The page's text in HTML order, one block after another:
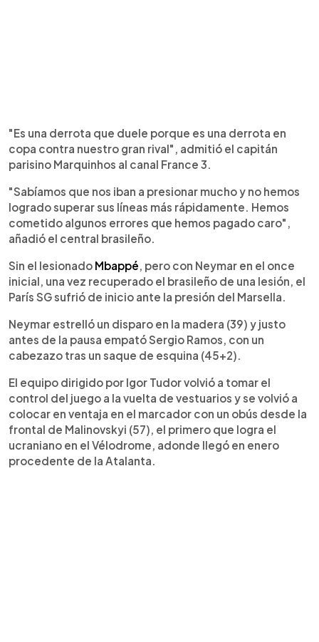
"Es una derrota que duele porque es una derrota en
copa contra nuestro gran rival", admitió el capitán
parisino Marquinhos al canal France 3.
"Sabíamos que nos iban a presionar mucho y no hemos
logrado superar sus líneas más rápidamente. Hemos
cometido algunos errores que hemos pagado caro",
añadió el central brasileño.
Sin el lesionado Mbappé, pero con Neymar en el once
inicial, una vez recuperado el brasileño de una lesión, el
París SG sufrió de inicio ante la presión del Marsella.
Neymar estrelló un disparo en la madera (39) y justo
antes de la pausa empató Sergio Ramos, con un
cabezazo tras un saque de esquina (45+2).
El equipo dirigido por Igor Tudor volvió a tomar el
control del juego a la vuelta de vestuarios y se volvió a
colocar en ventaja en el marcador con un obús desde la
frontal de Malinovskyi (57), el primero que logra el
ucraniano en el Vélodrome, adonde llegó en enero
procedente de la Atalanta.